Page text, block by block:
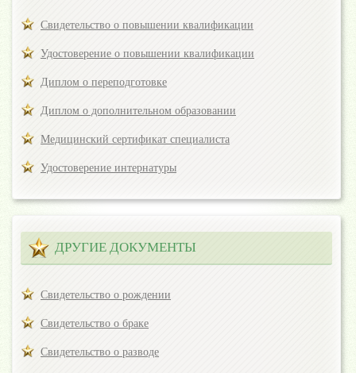
Свидетельство о повышении квалификации
Удостоверение о повышении квалификации
Диплом о переподготовке
Диплом о дополнительном образовании
Медицинский сертификат специалиста
Удостоверение интернатуры
ДРУГИЕ ДОКУМЕНТЫ
Свидетельство о рождении
Свидетельство о браке
Свидетельство о разводе